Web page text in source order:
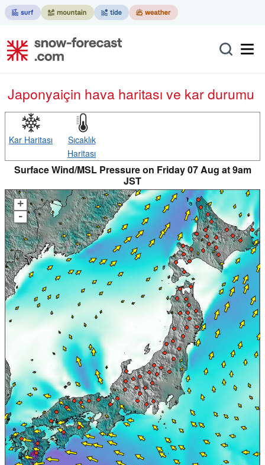
Japonyaiçin hava haritası ve kar durumu
Kar Haritası
Sıcaklık
Haritası
Surface Wind/MSL Pressure on Friday 07 Aug at 9am
JST
+
-